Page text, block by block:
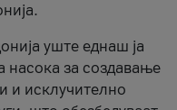
уште еднаш ја
насока за создавање
и исклучително